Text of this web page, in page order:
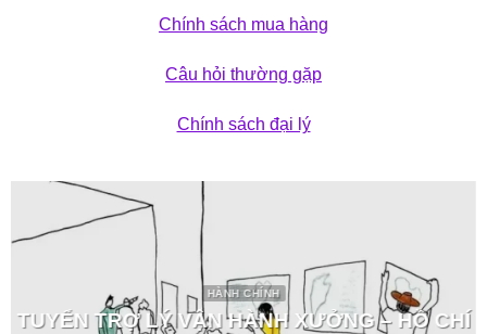
Chính sách mua hàng
Câu hỏi thường gặp
Chính sách đại lý
HÀNH CHÍNH
TUYỂN TRỢ LÝ VẬN HÀNH XƯỞNG – HỒ CHÍ